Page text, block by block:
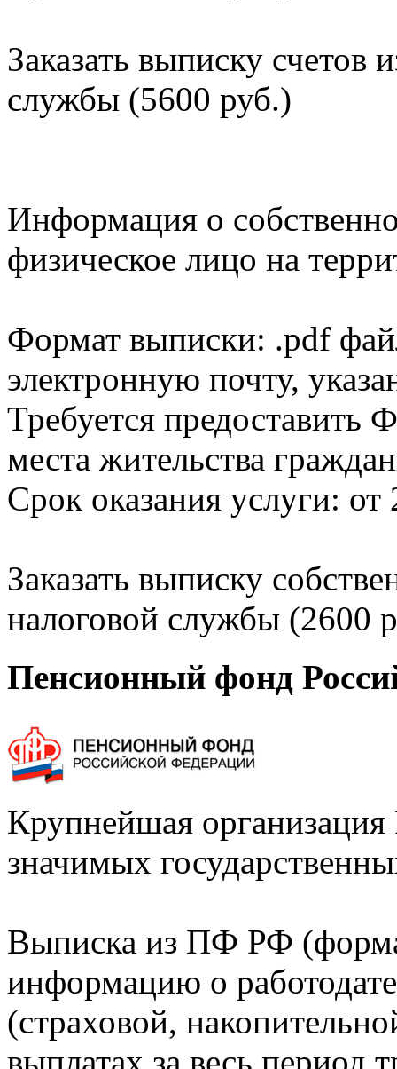
Заказать выписку счетов
службы (5600 руб.)
Информация о
физическое лицо на
Формат выписки: .pdf
электронную почту,
Требуется
места жительства
Срок оказания услуги: от
Заказать выписку
налоговой службы (2600
Пенсионный фонд
Крупнейшая
значимых
Выписка из ПФ РФ
информацию о
(страховой,
выплатах за весь период